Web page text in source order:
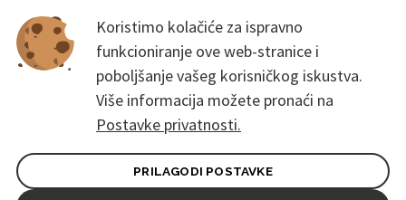
Koristimo kolačiće za ispravno
funkcioniranje ove web-stranice i
poboljšanje vašeg korisničkog iskustva.
Više informacija možete pronaći na
Postavke privatnosti.
PRILAGODI POSTAVKE
bez čekanja u redu
Opći uvjeti ugovora za kupce